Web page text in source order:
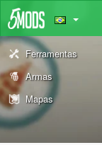
Ferramentas
Armas
Mapas